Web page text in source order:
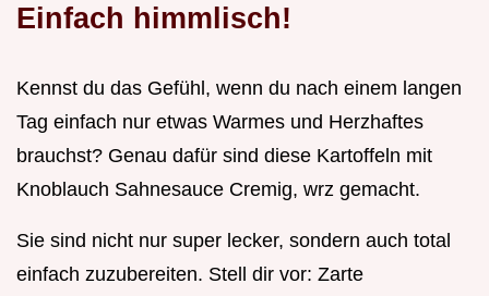
Einfach himmlisch!
Kennst du das Gefühl, wenn du nach einem langen
Tag einfach nur etwas Warmes und Herzhaftes
brauchst? Genau dafür sind diese Kartoffeln mit
Knoblauch Sahnesauce Cremig, wrz gemacht.
Sie sind nicht nur super lecker, sondern auch total
einfach zuzubereiten. Stell dir vor: Zarte